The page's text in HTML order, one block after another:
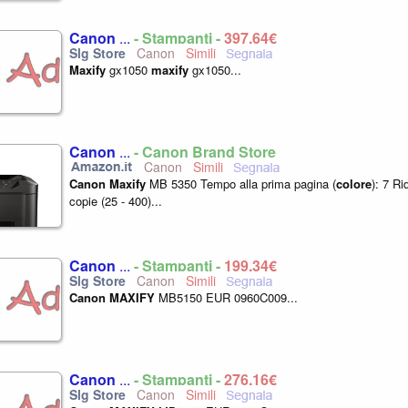
Canon ... - Stampanti -397,64€
Canon
Maxify gx1050 maxify gx1050...
Canon ... - Canon Brand Store
Canon
Canon Maxify MB 5350 Tempo alla prima pagina (colore): 7
copie (25 - 400)...
Canon ... - Stampanti - 199,34€
Canon
Canon MAXIFY MB5150 EUR 0960C009...
Canon ... - Stampanti -276,16€
Canon